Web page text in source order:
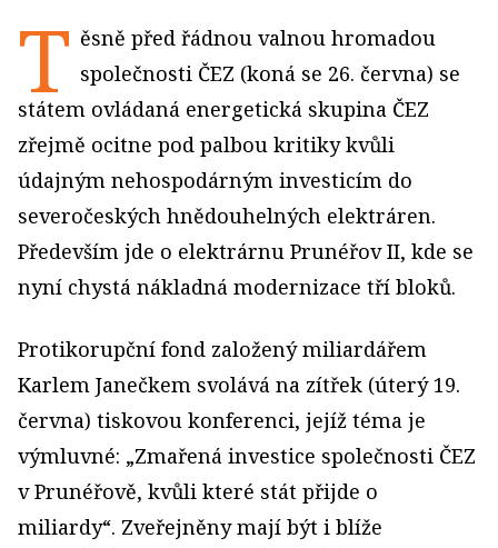
T ěsně před řádnou valnou hromadou
společnosti ČEZ (koná se 26. června) se
státem ovládaná energetická skupina ČEZ
zřejmě ocitne pod palbou kritiky kvůli
údajným nehospodárným investicím do
severočeských hnědouhelných elektráren.
Především jde o elektrárnu Prunéřov II, kde se
nyní chystá nákladná modernizace tří bloků.
Protikorupční fond založený miliardářem
Karlem Janečkem svolává na zítřek (úterý 19.
června) tiskovou konferenci, jejíž téma je
výmluvné: „Zmařená investice společnosti ČEZ
v Prunéřově, kvůli které stát přijde o
miliardy“. Zveřejněny mají být i blíže